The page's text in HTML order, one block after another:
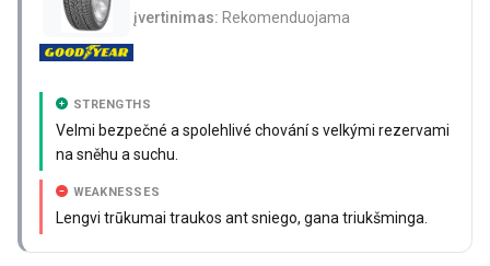
įvertinimas: Rekomenduojama
STRENGTHS
Velmi bezpečné a spolehlivé chování s velkými rezervami
na sněhu a suchu.
WEAKNESSES
Lengvi trūkumai traukos ant sniego, gana triukšminga.